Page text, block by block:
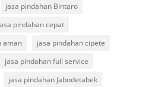
jasa pindahan Bintaro
pindahan cepat
aman
jasa pindahan cipete
jasa pindahan full service
jasa pindahan Jabodetabek